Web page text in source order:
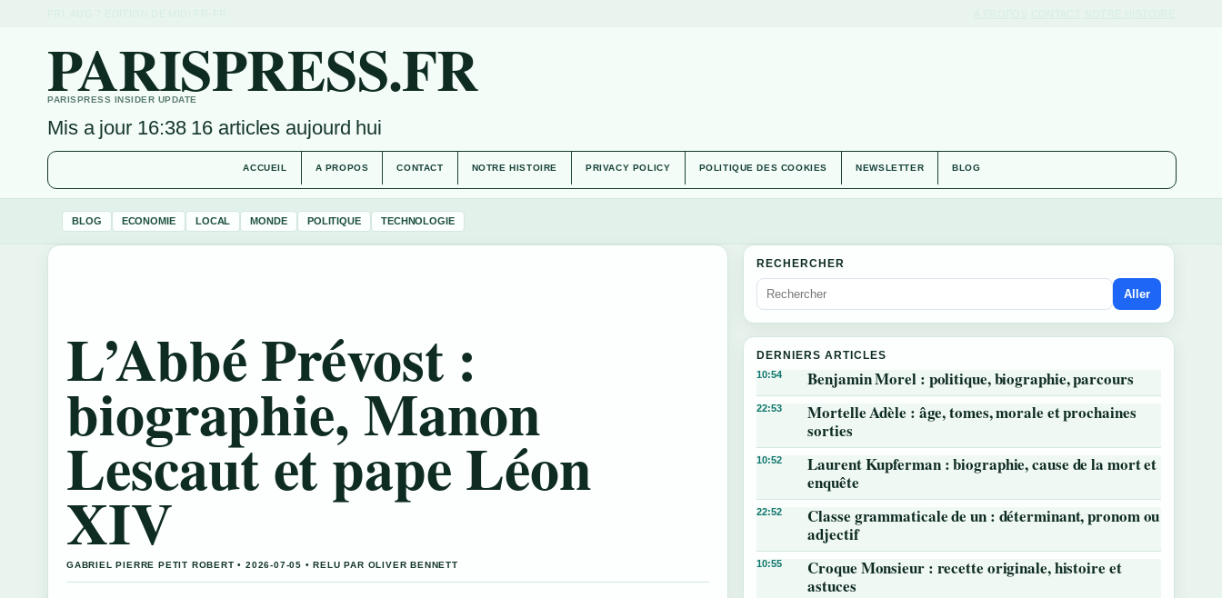
PARISPRESS.FR
PARISPRESS INSIDER UPDATE
Mis a jour 16:38 16 articles aujourd hui
ACCUEIL A PROPOS CONTACT NOTRE HISTOIRE PRIVACY POLICY POLITIQUE DES COOKIES NEWSLETTER BLOG
BLOG ECONOMIE LOCAL MONDE POLITIQUE TECHNOLOGIE
L’Abbé Prévost :
biographie, Manon
Lescaut et pape Léon
XIV
GABRIEL PIERRE PETIT ROBERT • 2026-07-05 • RELU PAR OLIVER BENNETT
RECHERCHER
Aller
DERNIERS ARTICLES
10:54 Benjamin Morel : politique, biographie, parcours
22:53
Mortelle Adèle : âge, tomes, morale et prochaines
sorties
10:52
Laurent Kupferman : biographie, cause de la mort et
enquête
22:52
Classe grammaticale de un : déterminant, pronom ou
adjectif
10:55
Croque Monsieur : recette originale, histoire et
astuces